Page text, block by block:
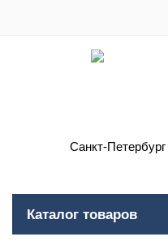
Санкт-Петербург
Каталог товаров